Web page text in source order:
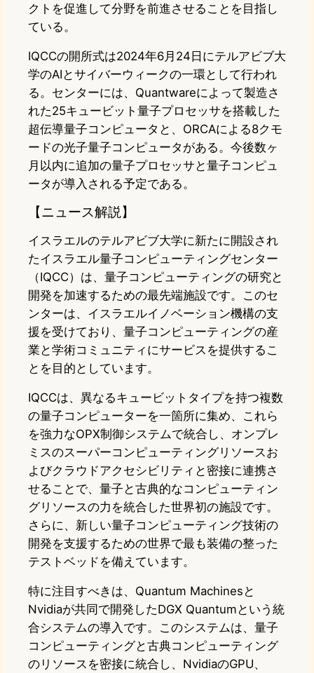
クトを促進して分野を前進させることを目指し
ている。
IQCCの開所式は2024年6月24日にテルアビブ大
学のAIとサイバーウィークの一環として行われ
る。センターには、Quantwareによって製造さ
れた25キュービット量子プロセッサを搭載した
超伝導量子コンピュータと、ORCAによる8クモ
ードの光子量子コンピュータがある。今後数ヶ
月以内に追加の量子プロセッサと量子コンピュ
ータが導入される予定である。
【ニュース解説】
イスラエルのテルアビブ大学に新たに開設され
たイスラエル量子コンピューティングセンター
（IQCC）は、量子コンピューティングの研究と
開発を加速するための最先端施設です。このセ
ンターは、イスラエルイノベーション機構の支
援を受けており、量子コンピューティングの産
業と学術コミュニティにサービスを提供するこ
とを目的としています。
IQCCは、異なるキュービットタイプを持つ複数
の量子コンピューターを一箇所に集め、これら
を強力なOPX制御システムで統合し、オンプレ
ミスのスーパーコンピューティングリソースお
よびクラウドアクセシビリティと密接に連携さ
せることで、量子と古典的なコンピューティン
グリソースの力を統合した世界初の施設です。
さらに、新しい量子コンピューティング技術の
開発を支援するための世界で最も装備の整った
テストベッドを備えています。
特に注目すべきは、Quantum Machinesと
Nvidiaが共同で開発したDGX Quantumという統
合システムの導入です。このシステムは、量子
コンピューティングと古典コンピューティング
のリソースを密接に統合し、NvidiaのGPU、